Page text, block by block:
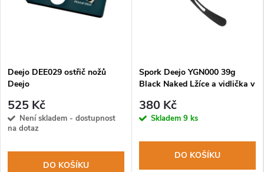
Deejo DEE029 ostřič nožů
Deejo
525 Kč
Není skladem - dostupnost
na dotaz
DO KOŠÍKU
Spork Deejo YGN000 39g
Black Naked Lžíce a vidlička v
380 Kč
Skladem 9 ks
DO KOŠÍKU